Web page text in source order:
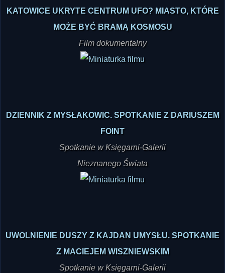
KATOWICE UKRYTE CENTRUM UFO? MIASTO, KTÓRE
MOŻE BYĆ BRAMĄ KOSMOSU
Film dokumentalny
DZIENNIK Z MYSŁAKOWIC. SPOTKANIE Z DARIUSZEM
FOINT
Spotkanie w Księgarni-Galerii
Nieznanego Świata
UWOLNIENIE DUSZY Z KAJDAN UMYSŁU. SPOTKANIE
Z MACIEJEM WISZNIEWSKIM
Spotkanie w Księgarni-Galerii